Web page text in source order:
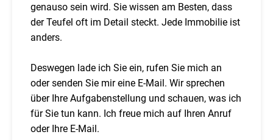
genauso sein wird. Sie wissen am Besten, dass
der Teufel oft im Detail steckt. Jede Immobilie ist
anders.
Deswegen lade ich Sie ein, rufen Sie mich an
oder senden Sie mir eine E-Mail. Wir sprechen
über Ihre Aufgabenstellung und schauen, was ich
für Sie tun kann. Ich freue mich auf Ihren Anruf
oder Ihre E-Mail.